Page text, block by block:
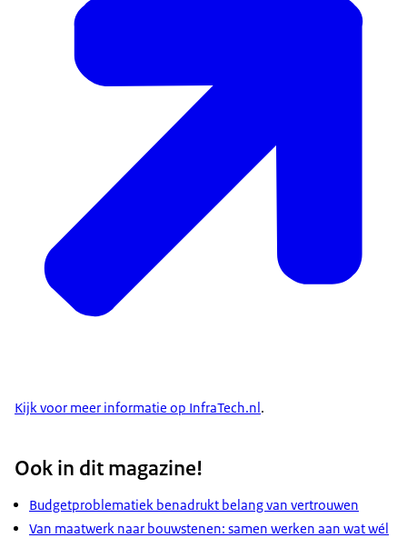
Kijk voor meer informatie op InfraTech.nl.
Ook in dit magazine!
Budgetproblematiek benadrukt belang van vertrouwen
Van maatwerk naar bouwstenen: samen werken aan wat wél